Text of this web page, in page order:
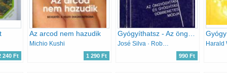
240 Ft
Az arcod nem hazudik
Michio Kushi
1 290 Ft
Gyógyíthatsz - Az öngyógyítás és a gyógyítás döbbenetes módja
José Silva · Robert B. Stone
990 Ft
Harald